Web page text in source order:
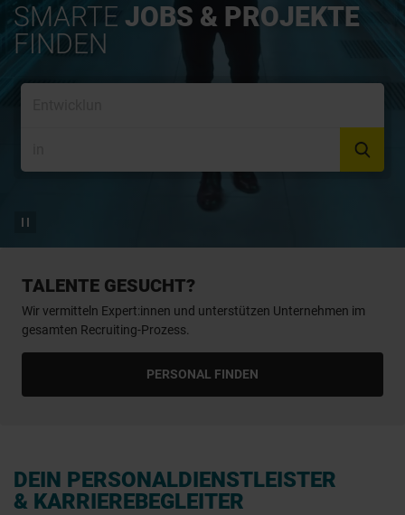
SMARTE JOBS & PROJEKTE
FINDEN
TALENTE GESUCHT?
Wir vermitteln Expert:innen und unterstützen Unternehmen im
gesamten Recruiting-Prozess.
PERSONAL FINDEN
DEIN PERSONALDIENSTLEISTER
& KARRIEREBEGLEITER